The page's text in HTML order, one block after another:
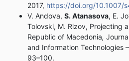
2017, https://doi.org/10.1007/
V. Andova, S. Atanasova, E.
Tolovski, M. Rizov, Projecting
Republic of Macedonia,
and Information Technologies
93–100.